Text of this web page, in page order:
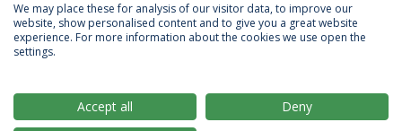
Política de Privacidade
Termos & Condições
We may place these for analysis of our visitor data, to improve our
website, show personalised content and to give you a great website
experience. For more information about the cookies we use open the
settings.
Accept all Deny